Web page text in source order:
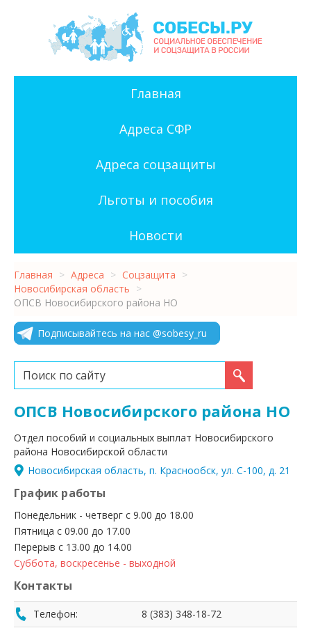
Главная
Адреса СФР
Адреса соцзащиты
Льготы и пособия
Новости
Главная > Адреса > Соцзащита >
Новосибирская область >
ОПСВ Новосибирского района НО
Подписывайтесь на нас @sobesy_ru
Искать...
ОПСВ Новосибирского района НО
Отдел пособий и социальных выплат Новосибирского
района Новосибирской области
Новосибирская область, п. Краснообск, ул. С-100, д. 21
График работы
Понедельник - четверг с 9.00 до 18.00
Пятница с 09.00 до 17.00
Перерыв с 13.00 до 14.00
Суббота, воскресенье - выходной
Контакты
Телефон:
8 (383) 348-18-72